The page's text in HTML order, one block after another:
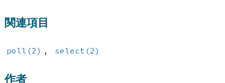
関連項目
poll(2) , select(2)
作者